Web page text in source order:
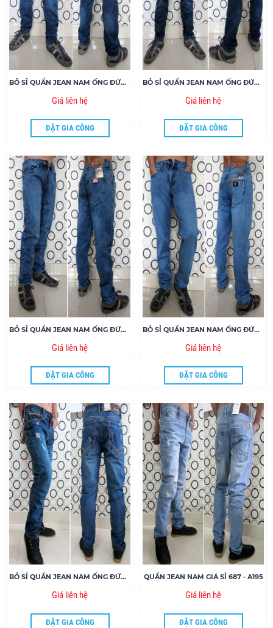
BỎ SỈ QUẦN JEAN NAM ỐNG ĐỨNG 294 - E180
Giá liên hệ
ĐẶT GIA CÔNG
BỎ SỈ QUẦN JEAN NAM ỐNG ĐỨNG 292 - E180
Giá liên hệ
ĐẶT GIA CÔNG
BỎ SỈ QUẦN JEAN NAM ỐNG ĐỨNG 251 - E180
Giá liên hệ
ĐẶT GIA CÔNG
BỎ SỈ QUẦN JEAN NAM ỐNG ĐỨNG 291 - E180
Giá liên hệ
ĐẶT GIA CÔNG
BỎ SỈ QUẦN JEAN NAM ỐNG ĐỨNG GYRO MAXX 1000047
Giá liên hệ
ĐẶT GIA CÔNG
QUẦN JEAN NAM GIÁ SỈ 687 - A195
Giá liên hệ
ĐẶT GIA CÔNG